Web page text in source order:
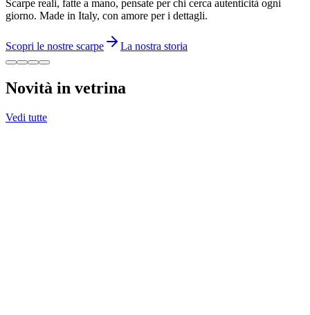
Scarpe reali, fatte a mano, pensate per chi cerca autenticità ogni
giorno. Made in Italy, con amore per i dettagli.
Scopri le nostre scarpe La nostra storia
Novità in vetrina
Vedi tutte